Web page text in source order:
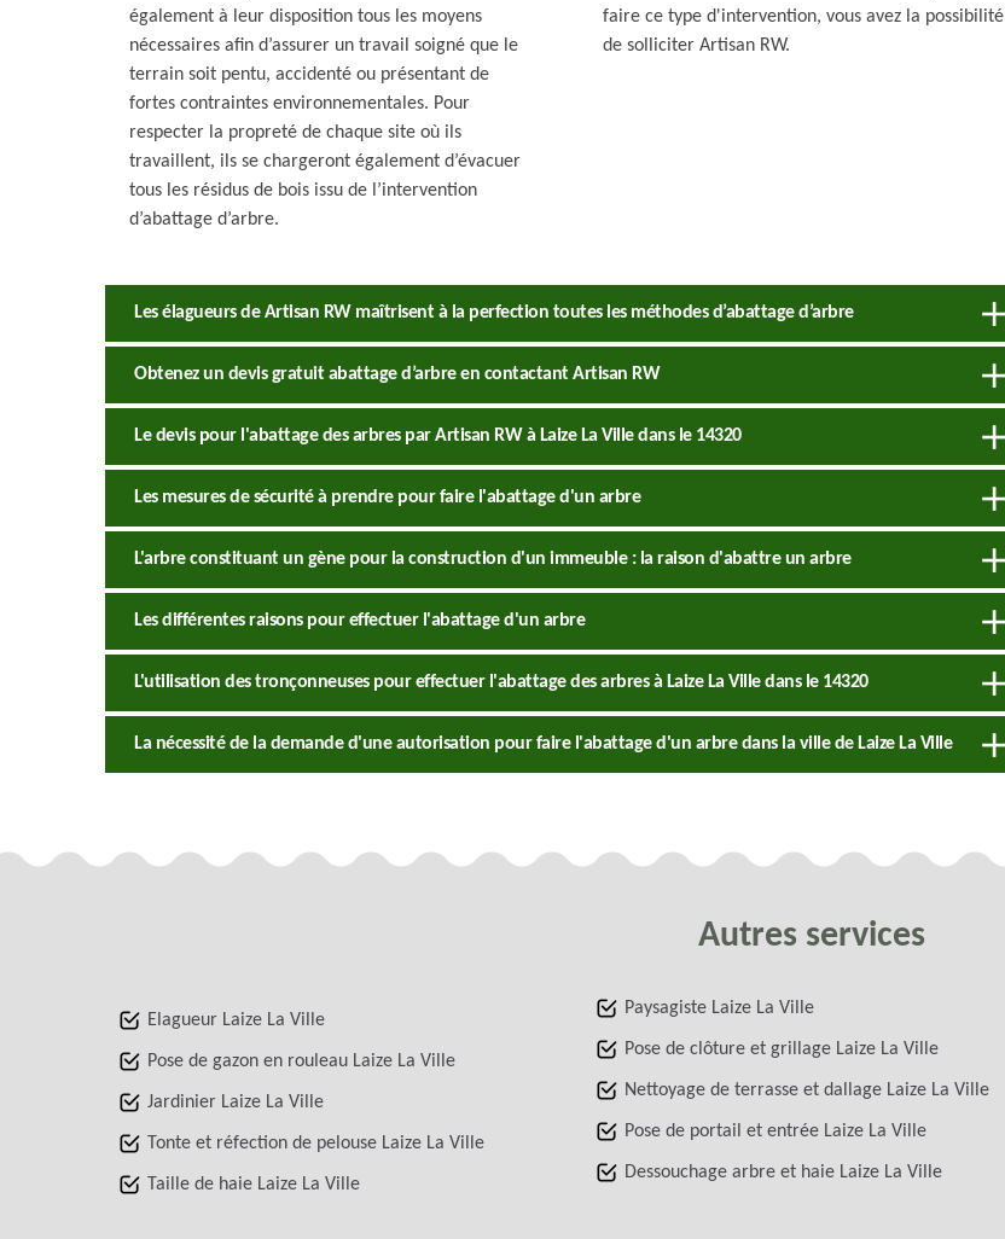
également à leur disposition tous les moyens
nécessaires afin d’assurer un travail soigné que le
terrain soit pentu, accidenté ou présentant de
fortes contraintes environnementales. Pour
respecter la propreté de chaque site où ils
travaillent, ils se chargeront également d’évacuer
tous les résidus de bois issu de l’intervention
d’abattage d’arbre.
faire ce type d'intervention, vous avez la possibilité
de solliciter Artisan RW.
Les élagueurs de Artisan RW maîtrisent à la perfection toutes les méthodes d’abattage d’arbre
Obtenez un devis gratuit abattage d’arbre en contactant Artisan RW
Le devis pour l'abattage des arbres par Artisan RW à Laize La Ville dans le 14320
Les mesures de sécurité à prendre pour faire l'abattage d'un arbre
L'arbre constituant un gène pour la construction d'un immeuble : la raison d'abattre un arbre
Les différentes raisons pour effectuer l'abattage d'un arbre
L'utilisation des tronçonneuses pour effectuer l'abattage des arbres à Laize La Ville dans le 14320
La nécessité de la demande d'une autorisation pour faire l'abattage d'un arbre dans la ville de Laize La Ville
Autres services
Elagueur Laize La Ville
Pose de gazon en rouleau Laize La Ville
Jardinier Laize La Ville
Tonte et réfection de pelouse Laize La Ville
Taille de haie Laize La Ville
Paysagiste Laize La Ville
Pose de clôture et grillage Laize La Ville
Nettoyage de terrasse et dallage Laize La Ville
Pose de portail et entrée Laize La Ville
Dessouchage arbre et haie Laize La Ville